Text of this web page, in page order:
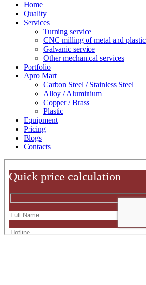
Home
Quality
Services
Turning service
CNC milling of metal and plastic
Galvanic service
Other mechanical services
Portfolio
Apro Mart
Carbon Steel / Stainless Steel
Alloy / Aluminium
Copper / Brass
Plastic
Equipment
Pricing
Blogs
Contacts